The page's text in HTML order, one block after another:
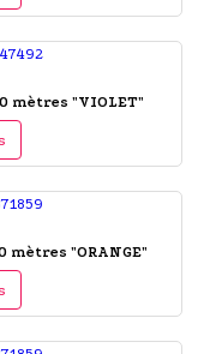
mètres "VIOLET"
"ORANGE"